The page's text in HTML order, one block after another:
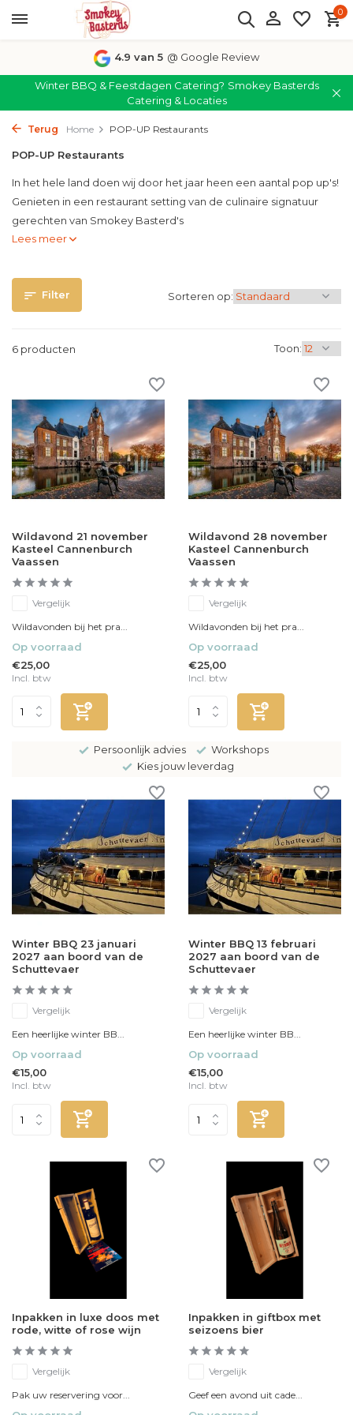
0
4.9 van 5 @ Google Review
Winter BBQ & Feestdagen Catering? Smokey Basterds
Catering & Locaties
Terug Home POP-UP Restaurants
POP-UP Restaurants
In het hele land doen wij door het jaar heen een aantal pop up's!
Genieten in een restaurant setting van de culinaire signatuur
gerechten van Smokey Basterd's
Lees meer
Filter
6 producten Toon:
Sorteren op:
Wildavond 21 november
Kasteel Cannenburch
Vaassen
Vergelijk
Wildavonden bij het pra...
Op voorraad
€25,00
Incl. btw
Wildavond 28 november
Kasteel Cannenburch
Vaassen
Vergelijk
Wildavonden bij het pra...
Op voorraad
€25,00
Incl. btw
Persoonlijk advies
Workshops
Kies jouw leverdag
Winter BBQ 23 januari
2027 aan boord van de
Schuttevaer
Vergelijk
Een heerlijke winter BB...
Op voorraad
€15,00
Incl. btw
Winter BBQ 13 februari
2027 aan boord van de
Schuttevaer
Vergelijk
Een heerlijke winter BB...
Op voorraad
€15,00
Incl. btw
Inpakken in luxe doos met
rode, witte of rose wijn
Vergelijk
Pak uw reservering voor...
Inpakken in giftbox met
seizoens bier
Vergelijk
Geef een avond uit cade...